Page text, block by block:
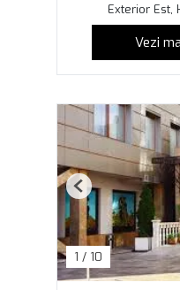
Exterior Est,
Vezi
1 / 10
Previous